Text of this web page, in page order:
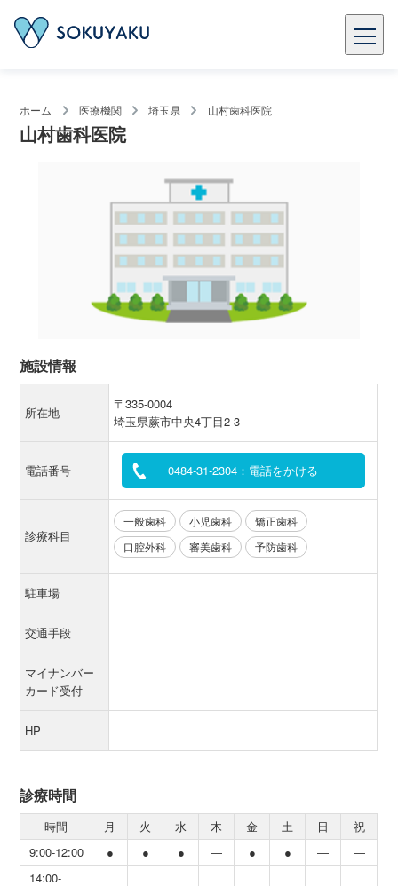
ホーム 医療機関 埼玉県 山村歯科医院
山村歯科医院
施設情報
所在地
〒335-0004
埼玉県蕨市中央4丁目2-3
電話番号 0484-31-2304：電話をかける
診療科目
一般歯科 小児歯科
矯正歯科
口腔外科
審美歯科 予防歯科
駐車場
交通手段
マイナンバー
カード受付
HP
診療時間
時間 月 火 水 木 金 土 日
祝
9:00-12:00
● ● ● ― ● ● ―
―
14:00-